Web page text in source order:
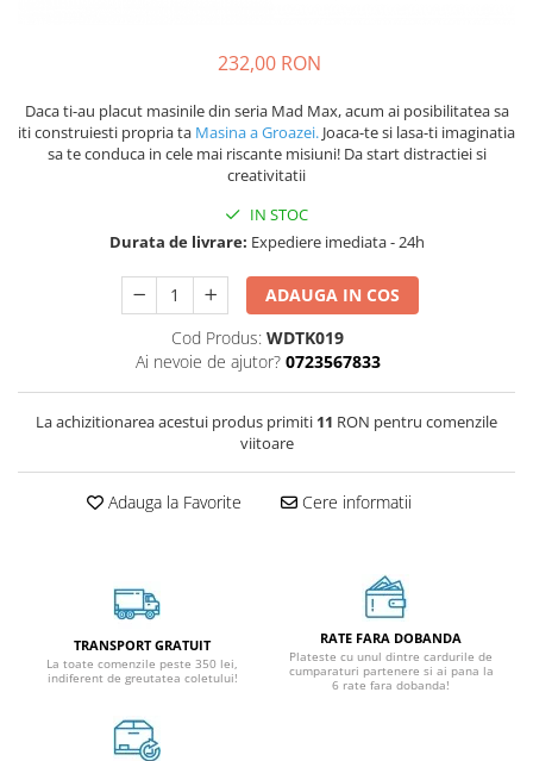
232,00 RON
Daca ti-au placut masinile din seria Mad Max, acum ai posibilitatea sa
iti construiesti propria ta Masina a Groazei. Joaca-te si lasa-ti imaginatia
sa te conduca in cele mai riscante misiuni! Da start distractiei si
creativitatii
IN STOC
Durata de livrare: Expediere imediata - 24h
ADAUGA IN COS
Cod Produs: WDTK019
Ai nevoie de ajutor? 0723567833
La achizitionarea acestui produs primiti 11 RON pentru comenzile
viitoare
Adauga la Favorite Cere informatii
TRANSPORT GRATUIT
La toate comenzile peste 350 lei,
indiferent de greutatea coletului!
RATE FARA DOBANDA
Plateste cu unul dintre cardurile de
cumparaturi partenere si ai pana la
6 rate fara dobanda!